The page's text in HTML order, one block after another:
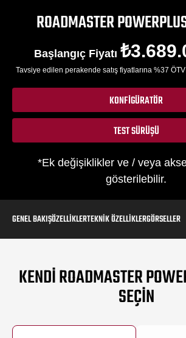
ROADMASTER
Başlangıç Fiyatı
Tavsiye edilen perakende satış fiyatlarına %37
KONFIGÜRATÖR
TEST SÜRÜŞÜ
*Ek değişiklikler ve / veya
gösterilebilir.
GENEL BAKIŞÖZELLIKLERTEKNIK ÖZELLIKLERGÖRSELLER
KENDI ROADMASTER
SEÇIN